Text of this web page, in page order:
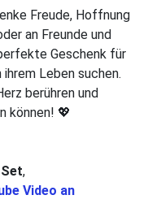
Freude, Hoffnung
an Freunde und
Geschenk für
Leben suchen.
berühren und
können! 💖
,
Video an